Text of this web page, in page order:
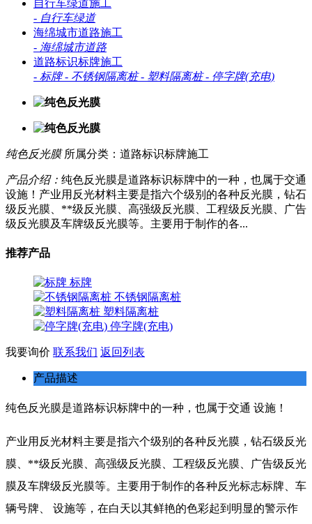
自行车绿道施工
- 自行车绿道
海绵城市道路施工
- 海绵城市道路
道路标识标牌施工
- 标牌 - 不锈钢隔离桩 - 塑料隔离桩 - 停字牌(充电)
纯色反光膜 所属分类：道路标识标牌施工
产品介绍： 纯色反光膜是道路标识标牌中的一种，也属于交通
设施！产业用反光材料主要是指六个级别的各种反光膜，钻石
级反光膜、**级反光膜、高强级反光膜、工程级反光膜、广告
级反光膜及车牌级反光膜等。主要用于制作的各...
推荐产品
标牌
不锈钢隔离桩
塑料隔离桩
停字牌(充电)
我要询价 联系我们 返回列表
产品描述
纯色反光膜是道路标识标牌中的一种，也属于交通 设施！
产业用反光材料主要是指六个级别的各种反光膜，钻石级反光
膜、**级反光膜、高强级反光膜、工程级反光膜、广告级反光
膜及车牌级反光膜等。主要用于制作的各种反光标志标牌、车
辆号牌、 设施等，在白天以其鲜艳的色彩起到明显的警示作